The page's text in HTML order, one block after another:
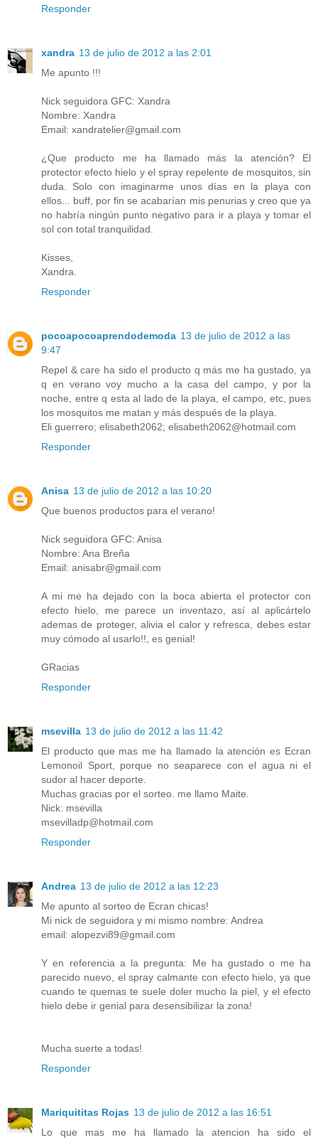
Responder
xandra 13 de julio de 2012 a las 2:01
Me apunto !!!
Nick seguidora GFC: Xandra
Nombre: Xandra
Email: xandratelier@gmail.com
¿Que producto me ha llamado más la atención? El
protector efecto hielo y el spray repelente de mosquitos, sin
duda. Solo con imaginarme unos días en la playa con
ellos... buff, por fin se acabarían mis penurias y creo que ya
no habría ningún punto negativo para ir a playa y tomar el
sol con total tranquilidad.
Kisses,
Xandra.
Responder
pocoapocoaprendodemoda 13 de julio de 2012 a las
9:47
Repel & care ha sido el producto q más me ha gustado, ya
q en verano voy mucho a la casa del campo, y por la
noche, entre q esta al lado de la playa, el campo, etc, pues
los mosquitos me matan y más después de la playa.
Eli guerrero; elisabeth2062; elisabeth2062@hotmail.com
Responder
Anisa 13 de julio de 2012 a las 10:20
Que buenos productos para el verano!
Nick seguidora GFC: Anisa
Nombre: Ana Breña
Email: anisabr@gmail.com
A mi me ha dejado con la boca abierta el protector con
efecto hielo, me parece un inventazo, así al aplicártelo
ademas de proteger, alivia el calor y refresca, debes estar
muy cómodo al usarlo!!, es genial!
GRacias
Responder
msevilla 13 de julio de 2012 a las 11:42
El producto que mas me ha llamado la atención es Ecran
Lemonoil Sport, porque no seaparece con el agua ni el
sudor al hacer deporte.
Muchas gracias por el sorteo. me llamo Maite.
Nick: msevilla
msevilladp@hotmail.com
Responder
Andrea 13 de julio de 2012 a las 12:23
Me apunto al sorteo de Ecran chicas!
Mi nick de seguidora y mi mismo nombre: Andrea
email: alopezvi89@gmail.com
Y en referencia a la pregunta: Me ha gustado o me ha
parecido nuevo, el spray calmante con efecto hielo, ya que
cuando te quemas te suele doler mucho la piel, y el efecto
hielo debe ir genial para desensibilizar la zona!
Mucha suerte a todas!
Responder
Mariquititas Rojas 13 de julio de 2012 a las 16:51
Lo que mas me ha llamado la atencion ha sido el